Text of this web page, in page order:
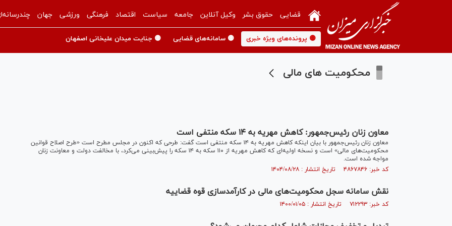
قضایی حقوق بشر وکیل آنلاین جامعه سیاست اقتصاد فرهنگی ورزشی جهان
🟡 پرونده‌های ویژه خبری 🟡 سامانه‌های قضایی 🟡 جنایت میدان علیخانی اصفهان
محکومیت های مالی
معاون زنان رئیس‌جمهور: کاهش مهریه به ۱۴ سکه منتفی است
معاون زنان رئیس‌جمهور با بیان اینکه کاهش مهریه به ۱۴ سکه منتفی است گفت: طرحی که اکنون در مجلس مطرح است «طرح اصلاح قوانین
محکومیت‌های مالی» است و نسخه اولیه‌ای که کاهش مهریه از ۱۱۰ سکه به ۱۴ سکه را پیش‌بینی می‌کرد، با مخالفت دولت و معاونت زنان
مواجه شده است.
کد خبر: ۴۸۶۷۸۴۶ تاریخ انتشار : ۱۴۰۴/۰۸/۲۸
نقش سامانه سجل محکومیت‌های مالی در کارآمدسازی قوه قضاییه
کد خبر: ۷۱۲۲۹۳ تاریخ انتشار : ۱۴۰۰/۰۱/۰۵